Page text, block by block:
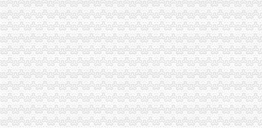
公司注册地址,虚拟地址能注册吗
提供公司注册虚拟地址注册公司-爱喇叭网
陆家嘴注册公司,虚拟地址欢迎内外资企业落户！-产品网
北京虚拟注册地址_公司虚拟注册地址_虚拟办公地址
【58同城】注册公司虚拟地址
【提供公司注册地址虚拟注册地址】价格,厂家,图片,公司注册、
北京虚拟办公室提供虚拟注册公司注册地址图片,北京虚拟办公室提供
虚拟地址注册公司利弊各是什么
上海虚拟地址注册公司价格-商务服务-铁道网
上海崇明虚拟地址注册公司材料-商务服务